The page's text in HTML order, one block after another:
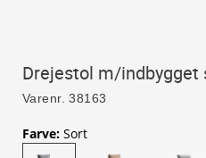
Drejestol m/
Varenr. 38163
Farve: Sort